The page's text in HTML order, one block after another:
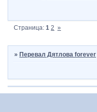
Страница:1 2 »
»Перевал Дятлова forever